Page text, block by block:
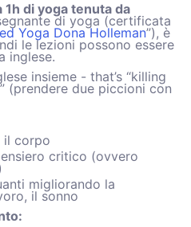
di yoga tenuta da
di yoga (certificata
Yoga Dona Holleman”), è
le lezioni possono essere
inglese.
insieme - that’s “killing
(prendere due piccioni con
il corpo
critico (ovvero
migliorando la
il sonno